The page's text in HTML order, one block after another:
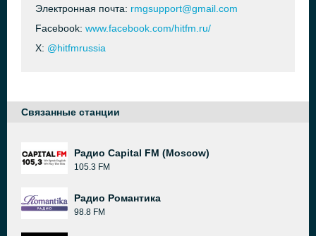
Электронная почта: rmgsupport@gmail.com
Facebook: www.facebook.com/hitfm.ru/
X: @hitfmrussia
Связанные станции
Радио Capital FM (Moscow)
105.3 FM
Радио Романтика
98.8 FM